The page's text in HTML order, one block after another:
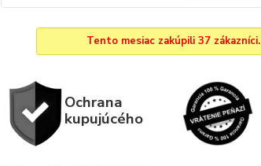
Tento mesiac zakúpili 37 zákazníci.
Ochrana
kupujúcého